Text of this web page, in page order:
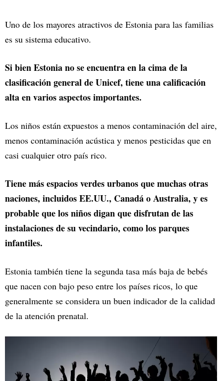
Uno de los mayores atractivos de Estonia para las familias
es su sistema educativo.
Si bien Estonia no se encuentra en la cima de la
clasificación general de Unicef, tiene una calificación
alta en varios aspectos importantes.
Los niños están expuestos a menos contaminación del aire,
menos contaminación acústica y menos pesticidas que en
casi cualquier otro país rico.
Tiene más espacios verdes urbanos que muchas otras
naciones, incluidos EE.UU., Canadá o Australia, y es
probable que los niños digan que disfrutan de las
instalaciones de su vecindario, como los parques
infantiles.
Estonia también tiene la segunda tasa más baja de bebés
que nacen con bajo peso entre los países ricos, lo que
generalmente se considera un buen indicador de la calidad
de la atención prenatal.